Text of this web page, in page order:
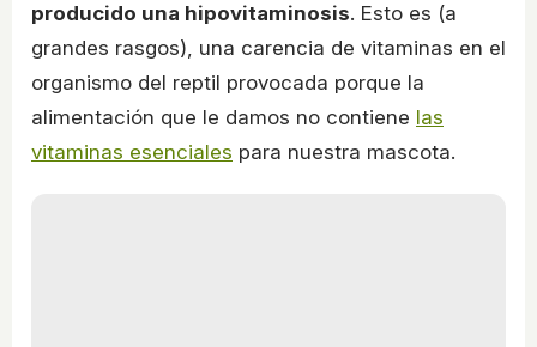
producido una hipovitaminosis. Esto es (a
grandes rasgos), una carencia de vitaminas en el
organismo del reptil provocada porque la
alimentación que le damos no contiene las
vitaminas esenciales para nuestra mascota.